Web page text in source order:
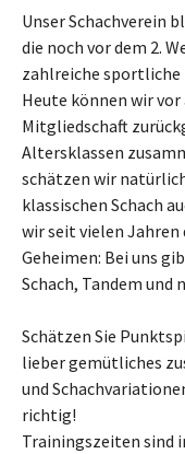
Unser Schachverein
die noch vor dem 2.
zahlreiche sportliche
Heute können wir
Mitgliedschaft
Altersklassen
schätzen wir
klassischen Schach
wir seit vielen Jahren
Geheimen: Bei uns
Schach, Tandem und
Schätzen Sie
lieber gemütliches
und
richtig!
Trainingszeiten sind